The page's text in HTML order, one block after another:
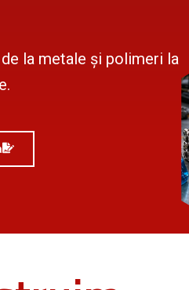
la metale și polimeri la